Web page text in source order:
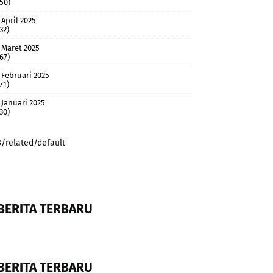
April 2025
Maret 2025
Februari 2025
Januari 2025
related/default
TERBARU
TERBARU